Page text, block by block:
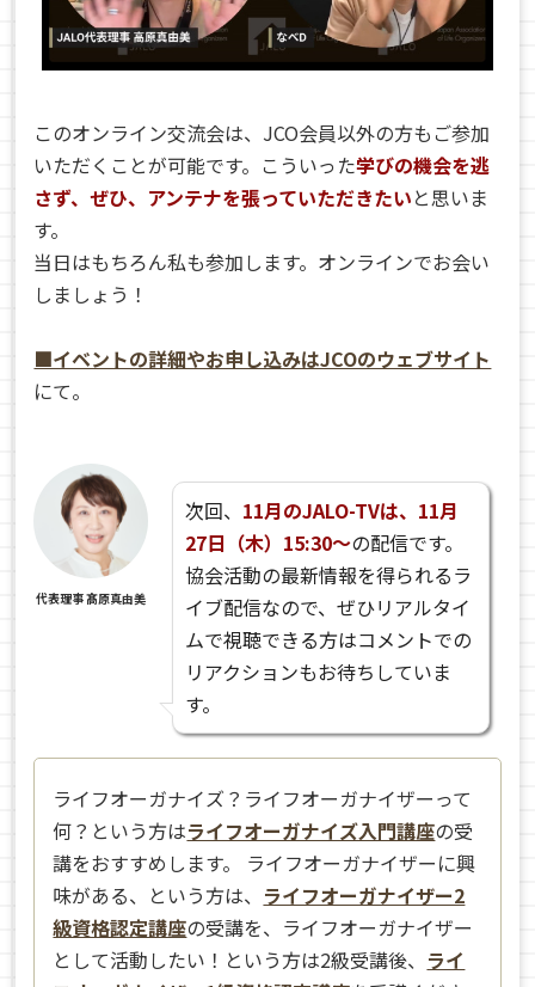
このオンライン交流会は、JCO会員以外の方もご参加
いただくことが可能です。こういった学びの機会を逃
さず、ぜひ、アンテナを張っていただきたいと思いま
す。
当日はもちろん私も参加します。オンラインでお会い
しましょう！
■イベントの詳細やお申し込みはJCOのウェブサイト
にて。
代表理事 髙原真由美
次回、 11月のJALO-TVは、11月
27日（木）15:30〜の配信です。
協会活動の最新情報を得られるラ
イブ配信なので、ぜひリアルタイ
ムで視聴できる方はコメントでの
リアクションもお待ちしていま
す。
ライフオーガナイズ？ライフオーガナイザーって
何？という方はライフオーガナイズ入門講座の受
講をおすすめします。 ライフオーガナイザーに興
味がある、という方は、 ライフオーガナイザー2
級資格認定講座の受講を、ライフオーガナイザー
として活動したい！という方は2級受講後、 ライ